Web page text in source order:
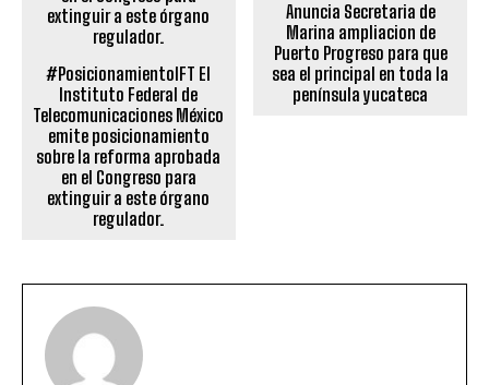
#PosicionamientoIFT El
Instituto Federal de
Telecomunicaciones México
emite posicionamiento
sobre la reforma aprobada
en el Congreso para
extinguir a este órgano
regulador.
Anuncia Secretaria de
Marina ampliacion de
Puerto Progreso para que
sea el principal en toda la
península yucateca